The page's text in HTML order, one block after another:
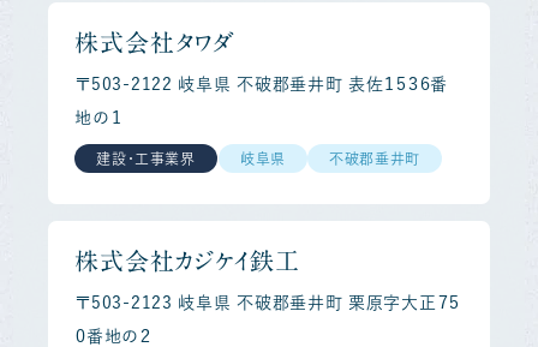
株式会社タワダ
〒503-2122 岐阜県 不破郡垂井町 表佐１５３６番
地の１
建設・工事業界 岐阜県 不破郡垂井町
株式会社カジケイ鉄工
〒503-2123 岐阜県 不破郡垂井町 栗原字大正７５
０番地の２